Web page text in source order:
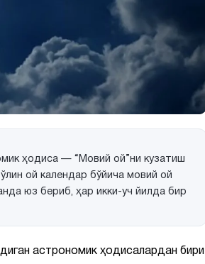
ҳодиса — “Мовий ой”ни кузатиш
ой календар бўйича мовий ой
юз бериб, ҳар икки-уч йилда бир
астрономик ҳодисалардан бири